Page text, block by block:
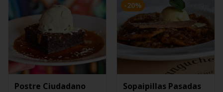
Postre Ciudadano
-20%
Sopaipillas Pasadas